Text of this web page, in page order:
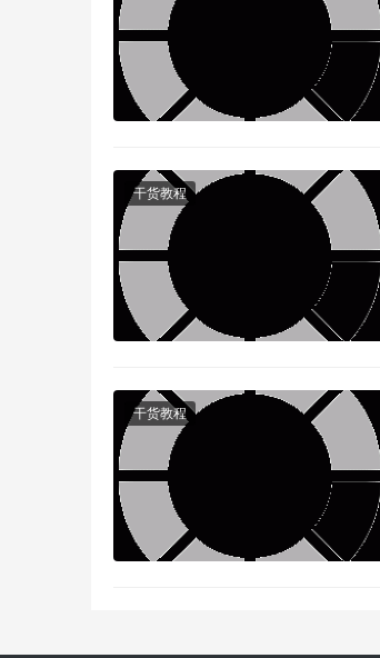
2.语音搜索和自然语言处理
随着智能助手（如
们的内容，以适应语音搜索的要求
与传统的文字搜索不同，语音搜
音搜索，例如，“最近的电影推荐
加符合对话式查询和长尾关键词。
语音搜索的另一大特点是，用户
干货教程
干货教程